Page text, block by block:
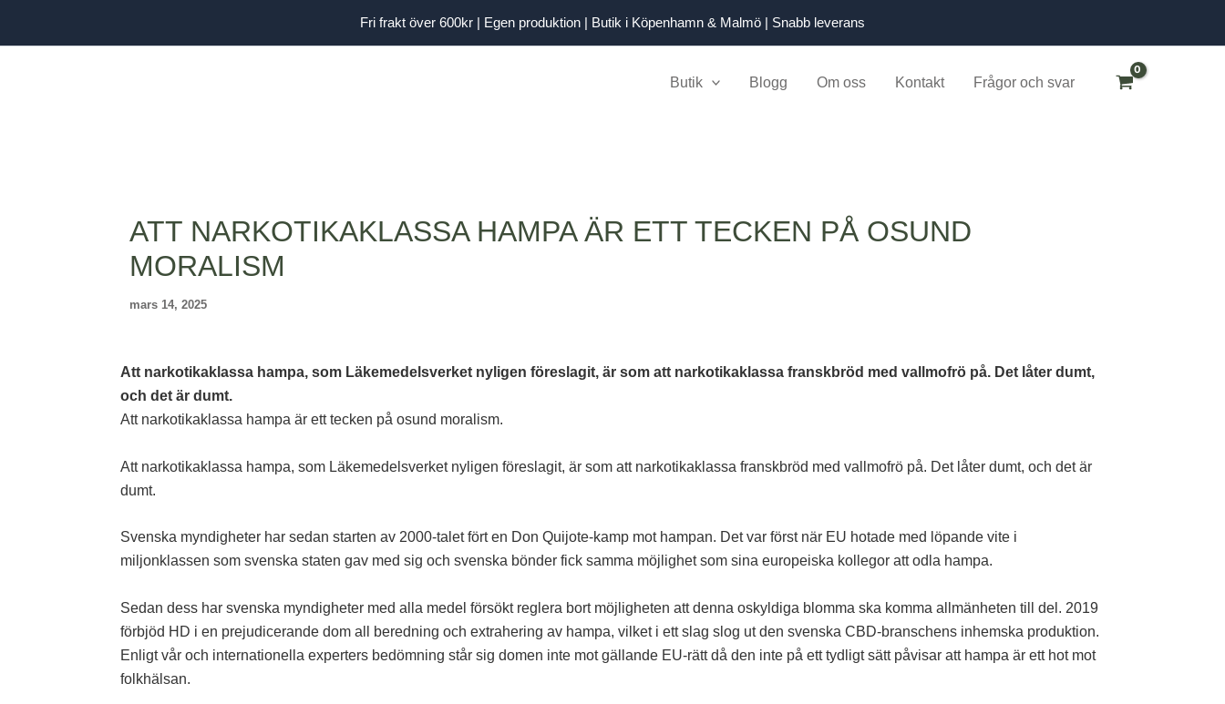
Fri frakt över 600kr | Egen produktion | Butik i Köpenhamn & Malmö | Snabb leverans
Butik Blogg Om oss Kontakt Frågor och svar
ATT NARKOTIKAKLASSA HAMPA ÄR ETT TECKEN PÅ OSUND
MORALISM
mars 14, 2025
Att narkotikaklassa hampa, som Läkemedelsverket nyligen föreslagit, är som att narkotikaklassa franskbröd med vallmofrö på. Det låter dumt,
och det är dumt.
Att narkotikaklassa hampa är ett tecken på osund moralism.
Att narkotikaklassa hampa, som Läkemedelsverket nyligen föreslagit, är som att narkotikaklassa franskbröd med vallmofrö på. Det låter dumt, och det är
dumt.
Svenska myndigheter har sedan starten av 2000-talet fört en Don Quijote-kamp mot hampan. Det var först när EU hotade med löpande vite i
miljonklassen som svenska staten gav med sig och svenska bönder fick samma möjlighet som sina europeiska kollegor att odla hampa.
Sedan dess har svenska myndigheter med alla medel försökt reglera bort möjligheten att denna oskyldiga blomma ska komma allmänheten till del. 2019
förbjöd HD i en prejudicerande dom all beredning och extrahering av hampa, vilket i ett slag slog ut den svenska CBD-branschens inhemska produktion.
Enligt vår och internationella experters bedömning står sig domen inte mot gällande EU-rätt då den inte på ett tydligt sätt påvisar att hampa är ett hot mot
folkhälsan.